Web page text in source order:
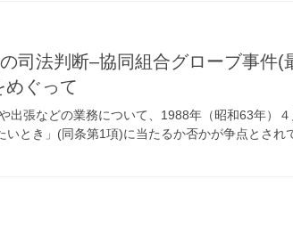
司法判断–協同組合グローブ事件(
めぐって
出張などの業務について、1988年（昭和63年）
いとき」(同条第1項)に当たるか否かが争点とさ